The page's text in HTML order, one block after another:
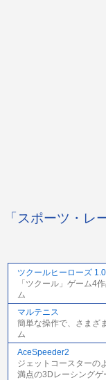
「スポーツ・レ
ツクールヒーローズ
「ツクール」ゲーム4
ム
マルテニス
簡単な操作で、さまざ
ム
AceSpeeder2
ジェットコースターの
満点の3Dレーシングゲ